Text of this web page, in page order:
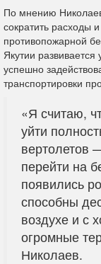
По мнению
сократить расходы
противопожарной
Якутии
успешно
транспортировки
«Я считаю,
уйти
вертолетов
перейти на
появились
способны
воздухе и с
огромные
Николаев.